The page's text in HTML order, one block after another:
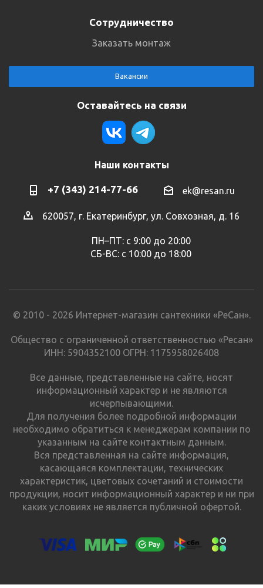
Сотрудничество
Заказать монтаж
Вакансии
Оставайтесь на связи
Наши контакты
+7 (343) 214-77-66 ek@resan.ru
620057, г. Екатеринбург, ул. Совхозная, д. 16
ПН–ПТ: с 9:00 до 20:00
СБ-ВС: с 10:00 до 18:00
© 2010 - 2026 Интернет-магазин сантехники «РеСан».
Общество с ограниченной ответственностью «Ресан»
ИНН: 5904352100 ОГРН: 1175958026408
Все данные, представленные на сайте, носят
информационный характер и не являются
исчерпывающими.
Для получения более подробной информации
необходимо обратиться к менеджерам компании по
указанным на сайте контактным данным.
Вся представленная на сайте информация,
касающаяся комплектации, технических
характеристик, цветовых сочетаний и стоимости
продукции, носит информационный характер и ни при
каких условиях не является публичной офертой.